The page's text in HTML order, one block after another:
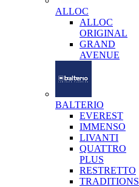
ALLOC
ALLOC
ORIGINAL
GRAND
AVENUE
BALTERIO
EVEREST
IMMENSO
LIVANTI
QUATTRO
PLUS
RESTRETTO
TRADITIONS